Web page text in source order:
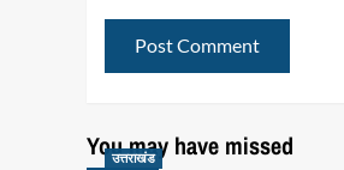
You may have missed
उत्तराखंड